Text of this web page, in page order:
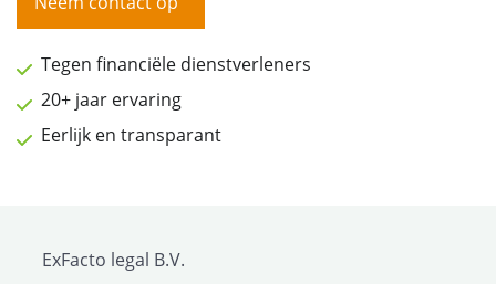
Tegen financiële dienstverleners
20+ jaar ervaring
Eerlijk en transparant
ExFacto legal B.V.